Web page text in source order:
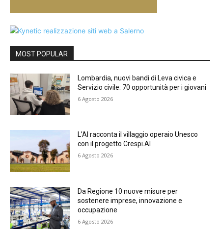
MOST POPULAR
Lombardia, nuovi bandi di Leva civica e
Servizio civile: 70 opportunità per i giovani
6 Agosto 2026
L’AI racconta il villaggio operaio Unesco
con il progetto Crespi.AI
6 Agosto 2026
Da Regione 10 nuove misure per
sostenere imprese, innovazione e
occupazione
6 Agosto 2026